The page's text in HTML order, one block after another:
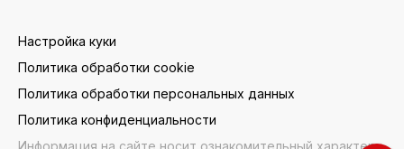
Настройка куки
Политика обработки cookie
Политика обработки персональных данных
Политика конфиденциальности